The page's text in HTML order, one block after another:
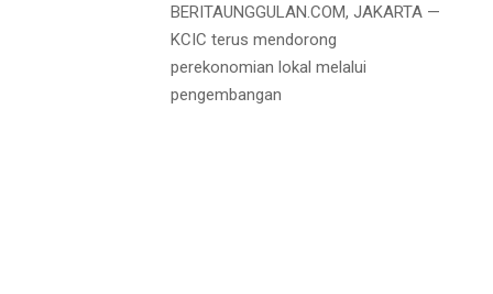
BERITAUNGGULAN.COM, JAKARTA —
KCIC terus mendorong
perekonomian lokal melalui
pengembangan